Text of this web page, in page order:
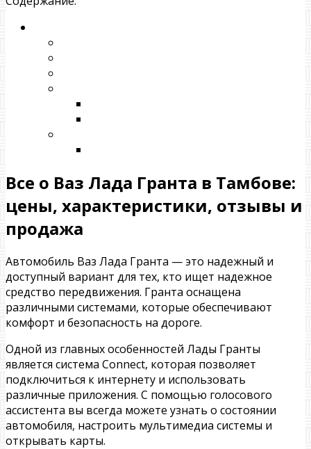
Все о Ваз Лада Гранта в Тамбове:
цены, характеристики, отзывы и
продажа
Автомобиль Ваз Лада Гранта — это надежный и
доступный вариант для тех, кто ищет надежное
средство передвижения. Гранта оснащена
различными системами, которые обеспечивают
комфорт и безопасность на дороге.
Одной из главных особенностей Лады Гранты
является система Connect, которая позволяет
подключиться к интернету и использовать
различные приложения. С помощью голосового
ассистента вы всегда можете узнать о состоянии
автомобиля, настроить мультимедиа системы и
открывать карты.